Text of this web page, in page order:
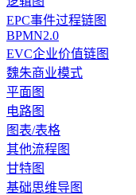
EPC事件过程链图
BPMN2.0
EVC企业价值链图
魏朱商业模式
平面图
电路图
图表/表格
其他流程图
甘特图
基础思维导图